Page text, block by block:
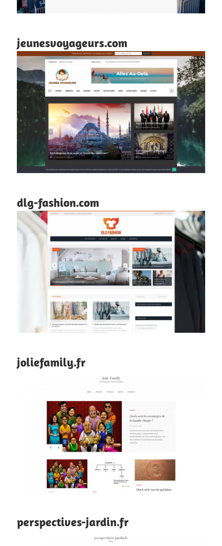
jeunesvoyageurs.com
dlg-fashion.com
joliefamily.fr
perspectives-jardin.fr